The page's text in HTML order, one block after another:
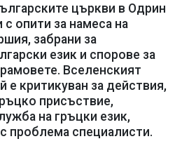
църкви в Одрин
опити за намеса на
забрани за
език и спорове за
Вселенският
е критикуван за действия,
присъствие,
на гръцки език,
проблема специалисти.